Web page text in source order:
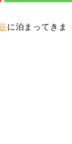
に泊まってきま